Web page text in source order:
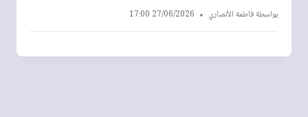
بواسطةفاطمة الأنصاري 27/06/2026 17:00